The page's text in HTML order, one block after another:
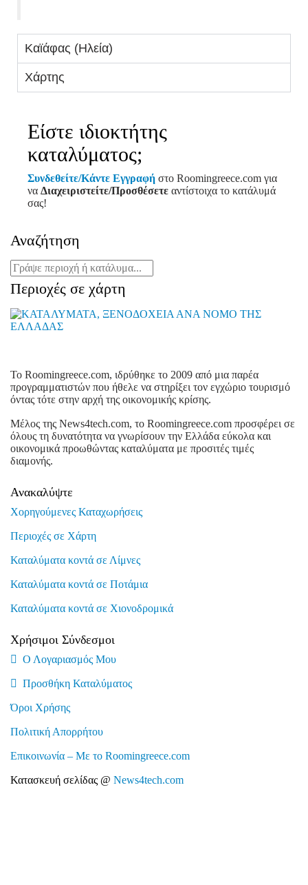
Καϊάφας (Ηλεία)
Χάρτης
Είστε ιδιοκτήτης
καταλύματος;
Συνδεθείτε/Κάντε Εγγραφή στο Roomingreece.com για
να Διαχειριστείτε/Προσθέσετε αντίστοιχα το κατάλυμά
σας!
Αναζήτηση
Περιοχές σε χάρτη
To Roomingreece.com, ιδρύθηκε το 2009 από μια παρέα
προγραμματιστών που ήθελε να στηρίξει τον εγχώριο τουρισμό
όντας τότε στην αρχή της οικονομικής κρίσης.
Μέλος της News4tech.com, το Roomingreece.com προσφέρει σε
όλους τη δυνατότητα να γνωρίσουν την Ελλάδα εύκολα και
οικονομικά προωθώντας καταλύματα με προσιτές τιμές
διαμονής.
Ανακαλύψτε
Χορηγούμενες Καταχωρήσεις
Περιοχές σε Χάρτη
Καταλύματα κοντά σε Λίμνες
Καταλύματα κοντά σε Ποτάμια
Καταλύματα κοντά σε Χιονοδρομικά
Χρήσιμοι Σύνδεσμοι
Ο Λογαριασμός Μου
Προσθήκη Καταλύματος
Όροι Χρήσης
Πολιτική Απορρήτου
Επικοινωνία – Με το Roomingreece.com
Κατασκευή σελίδας @ News4tech.com